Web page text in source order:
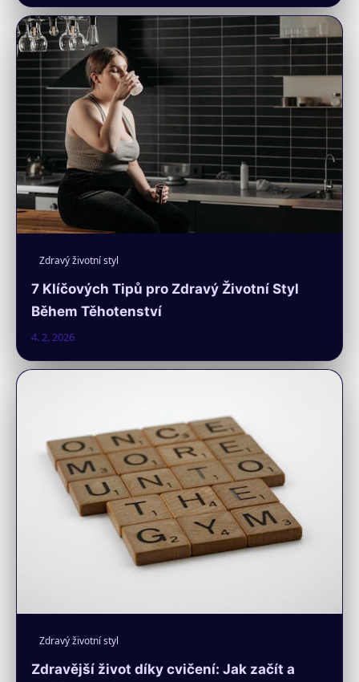
Zdravý životní styl
7 Klíčových Tipů pro Zdravý Životní Styl
Během Těhotenství
4. 2. 2026
Zdravý životní styl
Zdravější život díky cvičení: Jak začít a